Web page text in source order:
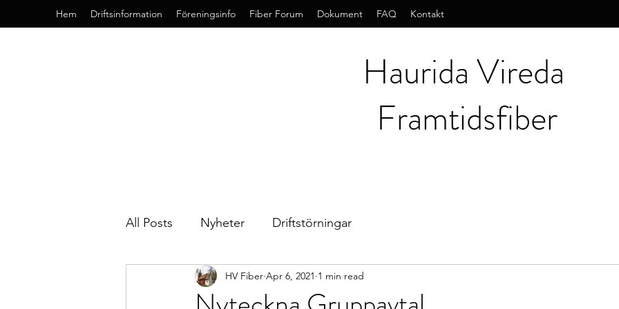
Hem Driftsinformation Föreningsinfo Fiber Forum Dokument FAQ Kontakt
Haurida Vireda
Framtidsfiber
All Posts Nyheter Driftstörningar
HV Fiber Apr 6, 2021 1 min read